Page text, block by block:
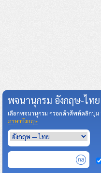
พจนานุกรม อังกฤษ-ไท
เลือกพจนานุกรม กรอกคำศัพท์คลิกปุ่
ภาษาอังกฤษ